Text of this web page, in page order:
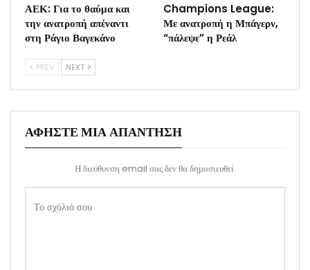
ΑΕΚ: Για το θαύμα και
την ανατροπή απέναντι
στη Ράγιο Βαγεκάνο
Champions League:
Με ανατροπή η Μπάγερν,
“πάλεψε” η Ρεάλ
PREV NEXT
ΑΦΉΣΤΕ ΜΙΑ ΑΠΆΝΤΗΣΗ
Η διεύθυνση email σας δεν θα δημοσιευθεί.